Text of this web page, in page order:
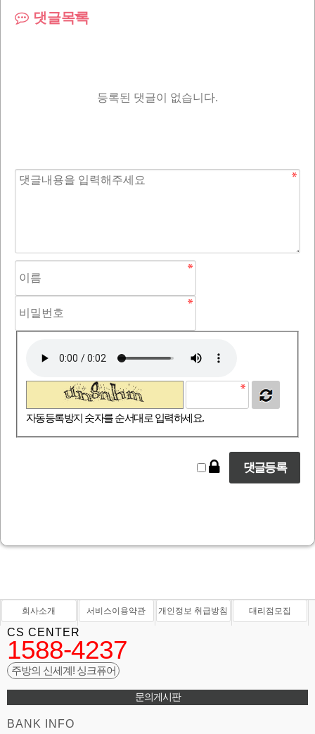
댓글목록
등록된 댓글이 없습니다.
자동등록방지 숫자를 순서대로 입력하세요.
회사소개 서비스이용약관 개인정보 취급방침 대리점모집
CS CENTER
1588-4237
주방의 신세계! 싱크퓨어
문의게시판
BANK INFO